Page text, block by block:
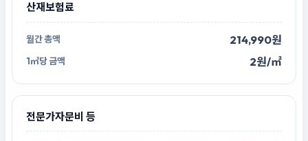
산재보험료
214,990원
2원/㎡
전문가자문비 등